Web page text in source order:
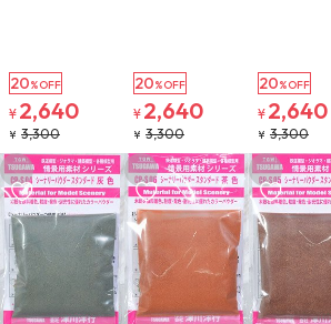
20%OFF
¥ 2,640
¥ 3,300
20%OFF
¥ 2,640
¥ 3,300
20%OFF
¥ 2,640
¥ 3,300
お気に入りに追加お気に入りに追加お気に入